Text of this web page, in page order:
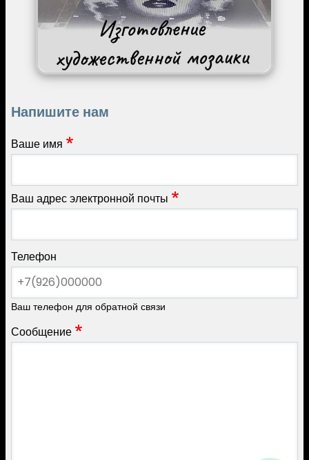
Напишите нам
Ваше имя
Ваш адрес электронной почты
Телефон
Ваш телефон для обратной связи
Сообщение